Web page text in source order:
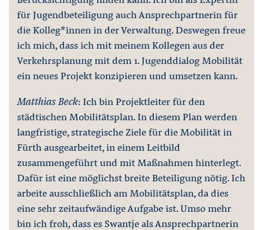
für Jugendbeteiligung auch Ansprechpartnerin für
die Kolleg*innen in der Verwaltung. Deswegen freue
ich mich, dass ich mit meinem Kollegen aus der
Verkehrsplanung mit dem 1. Jugenddialog Mobilität
ein neues Projekt konzipieren und umsetzen kann.
Matthias Beck: Ich bin Projektleiter für den
städtischen Mobilitätsplan. In diesem Plan werden
langfristige, strategische Ziele für die Mobilität in
Fürth ausgearbeitet, in einem Leitbild
zusammengeführt und mit Maßnahmen hinterlegt.
Dafür ist eine möglichst breite Beteiligung nötig. Ich
arbeite ausschließlich am Mobilitätsplan, da dies
eine sehr zeitaufwändige Aufgabe ist. Umso mehr
bin ich froh, dass es Swantje als Ansprechpartnerin